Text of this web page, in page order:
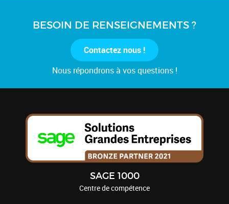
BESOIN DE RENSEIGNEMENTS ?
Contactez nous !
Nous répondrons à vos questions !
SAGE 1000
Centre de compétence